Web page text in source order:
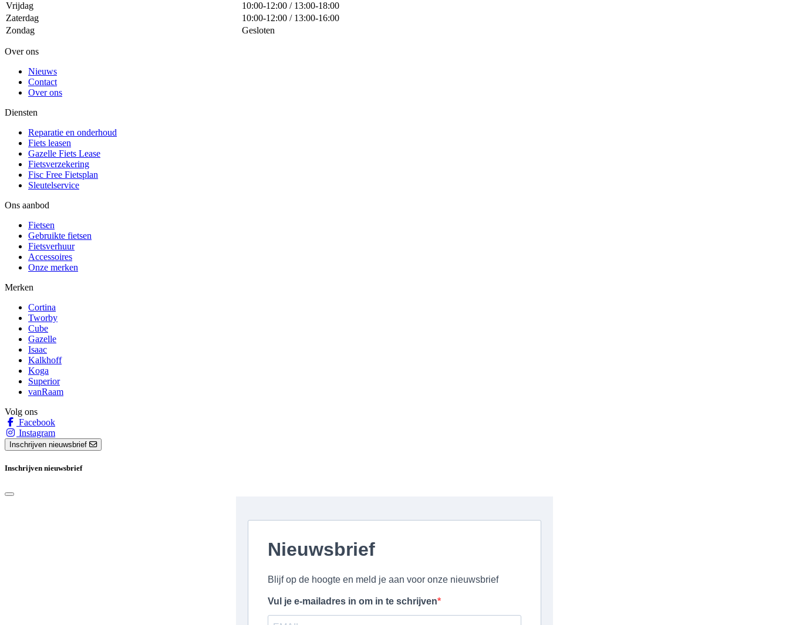
Vrijdag
10:00-12:00 / 13:00-18:00
Zaterdag
10:00-12:00 / 13:00-16:00
Zondag
Gesloten
Over ons
Nieuws
Contact
Over ons
Diensten
Reparatie en onderhoud
Fiets leasen
Gazelle Fiets Lease
Fietsverzekering
Fisc Free Fietsplan
Sleutelservice
Ons aanbod
Fietsen
Gebruikte fietsen
Fietsverhuur
Accessoires
Onze merken
Merken
Cortina
Tworby
Cube
Gazelle
Isaac
Kalkhoff
Koga
Superior
vanRaam
Volg ons
Facebook
Instagram
Inschrijven nieuwsbrief
Inschrijven nieuwsbrief